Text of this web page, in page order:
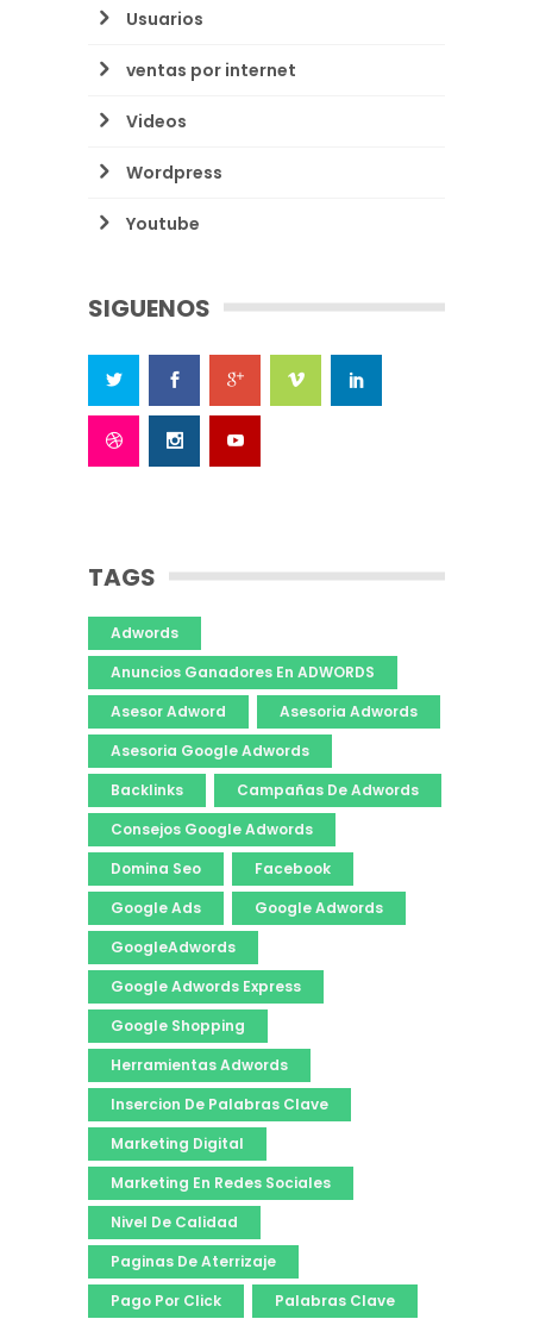
Usuarios
ventas por internet
Videos
Wordpress
Youtube
SIGUENOS
TAGS
Adwords
Anuncios Ganadores En ADWORDS
Asesor Adword
Asesoria Adwords
Asesoria Google Adwords
Backlinks
Campañas De Adwords
Consejos Google Adwords
Domina Seo
Facebook
Google Ads
Google Adwords
GoogleAdwords
Google Adwords Express
Google Shopping
Herramientas Adwords
Insercion De Palabras Clave
Marketing Digital
Marketing En Redes Sociales
Nivel De Calidad
Paginas De Aterrizaje
Pago Por Click
Palabras Clave